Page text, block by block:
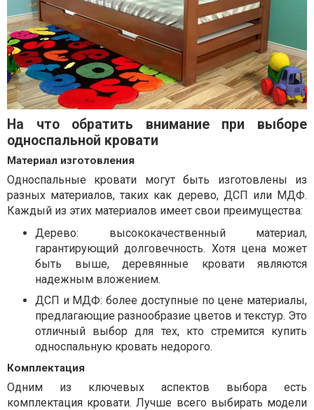
На что обратить внимание при выборе
односпальной кровати
Материал изготовления
Односпальные кровати могут быть изготовлены из
разных материалов, таких как дерево, ДСП или МДФ.
Каждый из этих материалов имеет свои преимущества:
Дерево: высококачественный материал,
гарантирующий долговечность. Хотя цена может
быть выше, деревянные кровати являются
надежным вложением.
ДСП и МДФ: более доступные по цене материалы,
предлагающие разнообразие цветов и текстур. Это
отличный выбор для тех, кто стремится купить
односпальную кровать недорого.
Комплектация
Одним из ключевых аспектов выбора есть
комплектация кровати. Лучше всего выбирать модели